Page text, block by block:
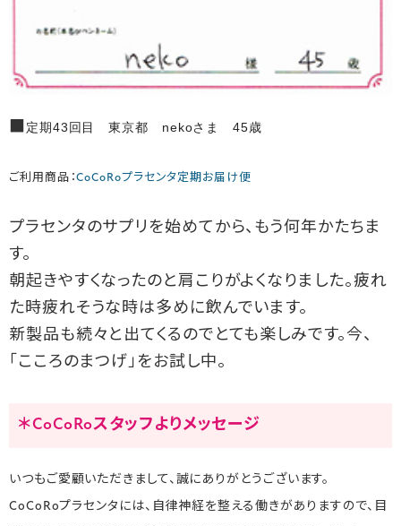
■定期43回目 東京都 nekoさま 45歳
ご利用商品：CoCoRoプラセンタ定期お届け便
プラセンタのサプリを始めてから、もう何年かたちま
す。
朝起きやすくなったのと肩こりがよくなりました。疲れ
た時疲れそうな時は多めに飲んでいます。
新製品も続々と出てくるのでとても楽しみです。今、
「こころのまつげ」をお試し中。
＊CoCoRoスタッフよりメッセージ
いつもご愛顧いただきまして、誠にありがとうございます。
CoCoRoプラセンタには、自律神経を整える働きがありますので、目